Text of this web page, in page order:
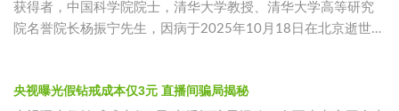
获得者，中国科学院院士，清华大学教授、清华大学高等研究
院名誉院长杨振宁先生，因病于2025年10月18日在北京逝世，
央视曝光假钻戒成本仅3元 直播间骗局揭秘